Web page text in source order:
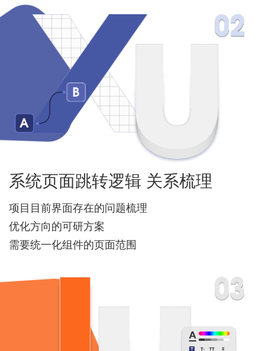
系统页面跳转逻辑 关系梳理
项目目前界面存在的问题梳理
优化方向的可研方案
需要统一化组件的页面范围